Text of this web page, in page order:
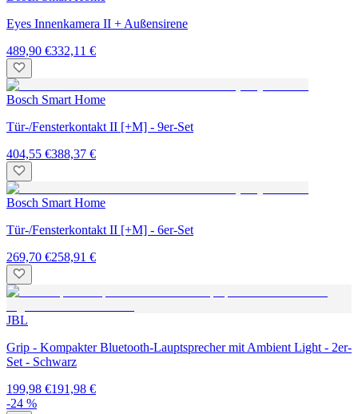
Eyes Innenkamera II + Außensirene
489,90 €332,11 €
Bosch Smart Home
Tür-/Fensterkontakt II [+M] - 9er-Set
404,55 €388,37 €
Bosch Smart Home
Tür-/Fensterkontakt II [+M] - 6er-Set
269,70 €258,91 €
JBL
Grip - Kompakter Bluetooth-Lauptsprecher mit Ambient Light - 2er-
Set - Schwarz
199,98 €191,98 €
-24 %